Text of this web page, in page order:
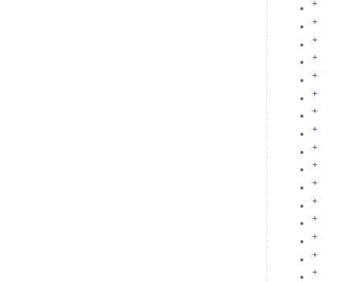
+
+
+
+
+
+
+
+
+
+
+
+
+
+
+
+